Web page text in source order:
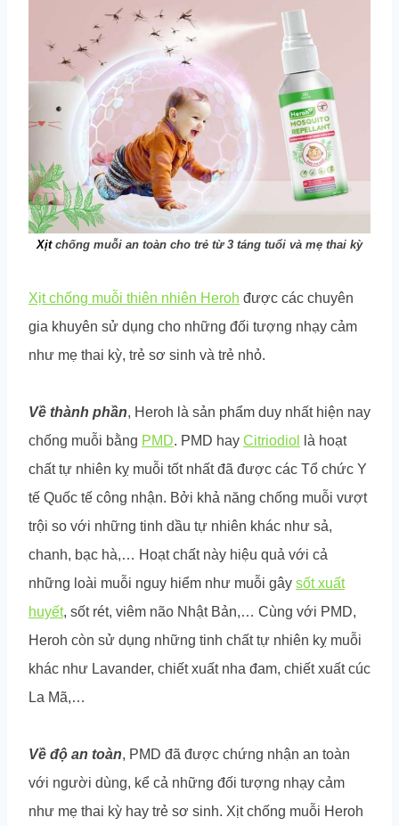
Xịtchống muỗi an toàn cho trẻ từ 3 táng tuổi và mẹ thai kỳ
Xịt chống muỗi thiên nhiên Heroh được các chuyên
gia khuyên sử dụng cho những đối tượng nhạy cảm
như mẹ thai kỳ, trẻ sơ sinh và trẻ nhỏ.
Về thành phần, Heroh là sản phẩm duy nhất hiện nay
chống muỗi bằng PMD. PMD hay Citriodiol
là hoạt
chất tự nhiên kỵ muỗi tốt nhất đã được các Tổ chức Y
tế Quốc tế công nhận. Bởi khả năng chống muỗi vượt
trội so với những tinh dầu tự nhiên khác như sả,
chanh, bạc hà,… Hoạt chất này hiệu quả với cả
những loài muỗi nguy hiểm như muỗi gây sốt xuất
huyết, sốt rét, viêm não Nhật Bản,… Cùng với PMD,
Heroh còn sử dụng những tinh chất tự nhiên kỵ muỗi
khác như Lavander, chiết xuất nha đam, chiết xuất cúc
La Mã,…
Về độ an toàn, PMD đã được chứng nhận an toàn
với người dùng, kể cả những đối tượng nhạy cảm
như mẹ thai kỳ hay trẻ sơ sinh. Xịt chống muỗi Heroh